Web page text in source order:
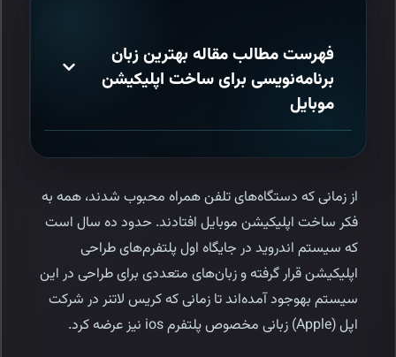
فهرست مطالب مقاله بهترین زبان
برنامه‌نویسی برای ساخت اپلیکیشن
موبایل
از زمانی که دستگاه‌های تلفن همراه محبوب شدند، همه به
فکر ساخت اپلیکیشن موبایل افتادند. حدود ده سال است
که سیستم اندروید در جایگاه اول پلتفرم‌های طراحی
اپلیکیشن قرار گرفته و زبان‌های متعددی برای طراحی در این
سیستم به‎وجود آمده‌اند تا زمانی که کریس لاتنر در شرکت
اپل (Apple) زبانی مخصوص پلتفرم ios نیز عرضه کرد.